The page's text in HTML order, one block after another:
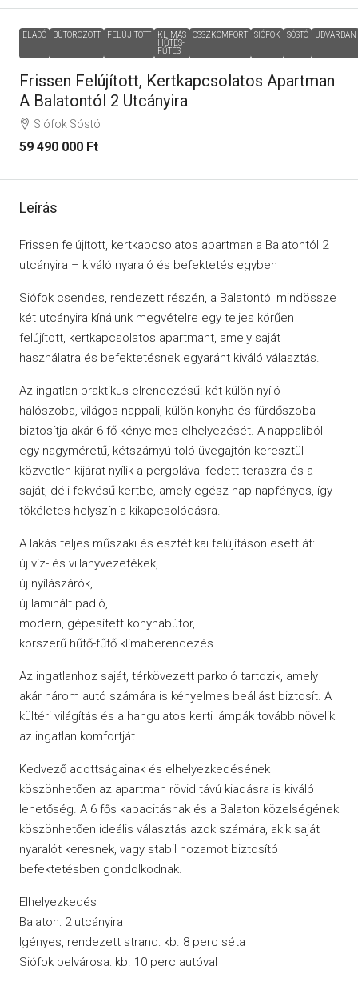
ELADÓ BÚTOROZOTT FELÚJÍTOTT
KLÍMÁS
HŰTÉS-
FŰTÉS
ÖSSZKOMFORT SIÓFOK SÓSTÓ UDVARBAN
Frissen Felújított, Kertkapcsolatos Apartman
A Balatontól 2 Utcányira
Siófok Sóstó
59 490 000 Ft
Leírás
Frissen felújított, kertkapcsolatos apartman a Balatontól 2
utcányira – kiváló nyaraló és befektetés egyben
Siófok csendes, rendezett részén, a Balatontól mindössze
két utcányira kínálunk megvételre egy teljes körűen
felújított, kertkapcsolatos apartmant, amely saját
használatra és befektetésnek egyaránt kiváló választás.
Az ingatlan praktikus elrendezésű: két külön nyíló
hálószoba, világos nappali, külön konyha és fürdőszoba
biztosítja akár 6 fő kényelmes elhelyezését. A nappaliból
egy nagyméretű, kétszárnyú toló üvegajtón keresztül
közvetlen kijárat nyílik a pergolával fedett teraszra és a
saját, déli fekvésű kertbe, amely egész nap napfényes, így
tökéletes helyszín a kikapcsolódásra.
A lakás teljes műszaki és esztétikai felújításon esett át:
új víz- és villanyvezetékek,
új nyílászárók,
új laminált padló,
modern, gépesített konyhabútor,
korszerű hűtő-fűtő klímaberendezés.
Az ingatlanhoz saját, térkövezett parkoló tartozik, amely
akár három autó számára is kényelmes beállást biztosít. A
kültéri világítás és a hangulatos kerti lámpák tovább növelik
az ingatlan komfortját.
Kedvező adottságainak és elhelyezkedésének
köszönhetően az apartman rövid távú kiadásra is kiváló
lehetőség. A 6 fős kapacitásnak és a Balaton közelségének
köszönhetően ideális választás azok számára, akik saját
nyaralót keresnek, vagy stabil hozamot biztosító
befektetésben gondolkodnak.
Elhelyezkedés
Balaton: 2 utcányira
Igényes, rendezett strand: kb. 8 perc séta
Siófok belvárosa: kb. 10 perc autóval